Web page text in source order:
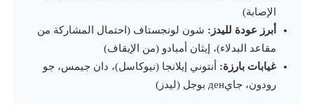
الإصابة)
أبرز عودة لليدز: شون لونجستاف (احتمال المشاركة من
مقاعد البدلاء)، إيثان أمبادو (من الإيقاف)
غيابات بارزة: أنتوني إيلانجا (نيوكاسل)، دان جيمس، جو
رودون، جايден بوجل (ليدز)